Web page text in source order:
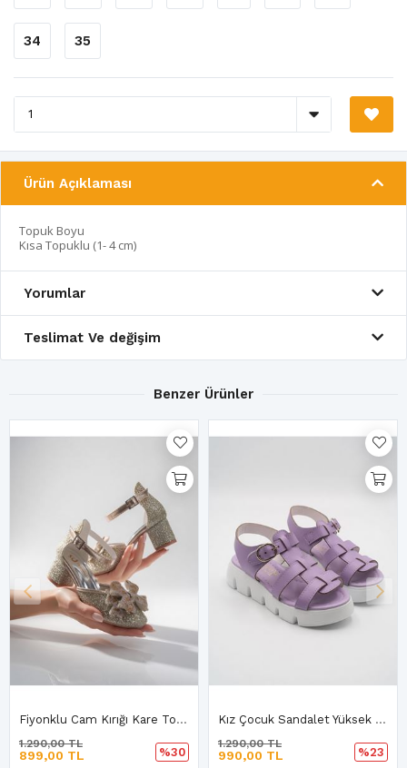
34 35
Ürün Açıklaması
Topuk Boyu
Kısa Topuklu (1- 4 cm)
Yorumlar
Teslimat Ve değişim
Benzer Ürünler
Fiyonklu Cam Kırığı Kare Topuklu Abiye Ayakkabı
899,00 TL
1.290,00 TL
%30
Kız Çocuk Sandalet Yüksek Taban Sandalet
990,00 TL
1.290,00 TL
%23